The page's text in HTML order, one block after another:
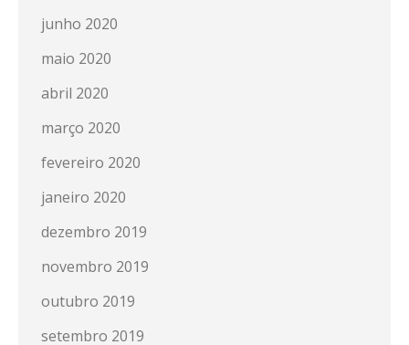
junho 2020
maio 2020
abril 2020
março 2020
fevereiro 2020
janeiro 2020
dezembro 2019
novembro 2019
outubro 2019
setembro 2019